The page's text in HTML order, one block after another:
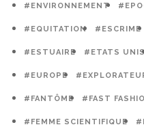
#ENVIRONNEMENT
#EQUITATION #ESCRIME
#ESTUAIRE #ETATS
#EUROPE
#FANTÔME #FAST
#FEMME SCIENTIFIQUE